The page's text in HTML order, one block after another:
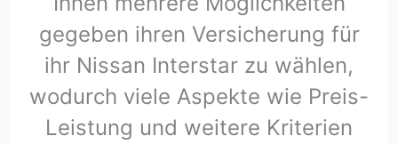
gegeben ihren Versicherung für
ihr Nissan Interstar zu wählen,
wodurch viele Aspekte wie Preis-
Leistung und weitere Kriterien